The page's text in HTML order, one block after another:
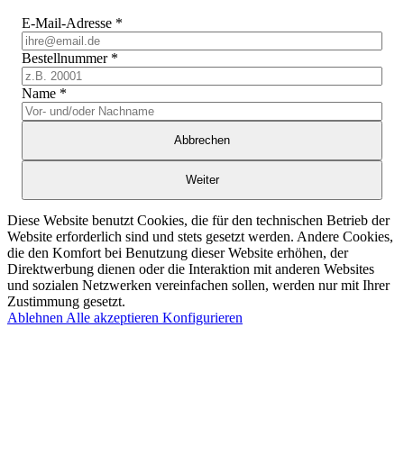
E-Mail-Adresse *
Bestellnummer *
Name *
Abbrechen
Weiter
Diese Website benutzt Cookies, die für den technischen Betrieb der
Website erforderlich sind und stets gesetzt werden. Andere Cookies,
die den Komfort bei Benutzung dieser Website erhöhen, der
Direktwerbung dienen oder die Interaktion mit anderen Websites
und sozialen Netzwerken vereinfachen sollen, werden nur mit Ihrer
Zustimmung gesetzt.
Ablehnen Alle akzeptieren Konfigurieren